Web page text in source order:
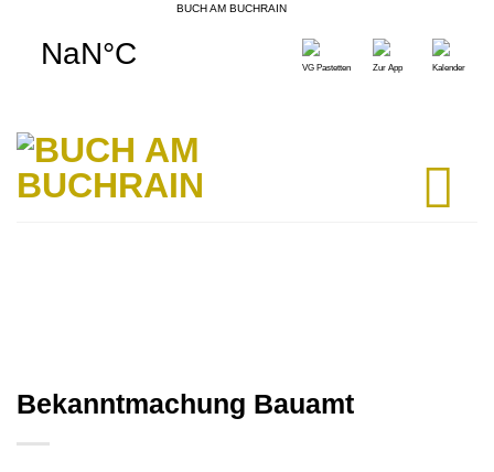
BUCH AM BUCHRAIN
VG Pastetten Zur App Kalender
Bekanntmachung Bauamt